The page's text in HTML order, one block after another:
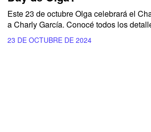
Este 23 de octubreOlgacelebrará el
aCharly García. Conocé todos los
23 DE OCTUBRE DE 2024